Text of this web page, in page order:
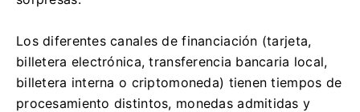
Los diferentes canales de financiación (tarjeta,
billetera electrónica, transferencia bancaria local,
billetera interna o criptomoneda) tienen tiempos de
procesamiento distintos, monedas admitidas y